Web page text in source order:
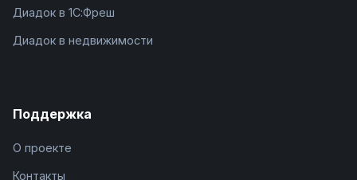
Диадок в 1С:Фреш
Диадок в недвижимости
Поддержка
О проекте
Контакты